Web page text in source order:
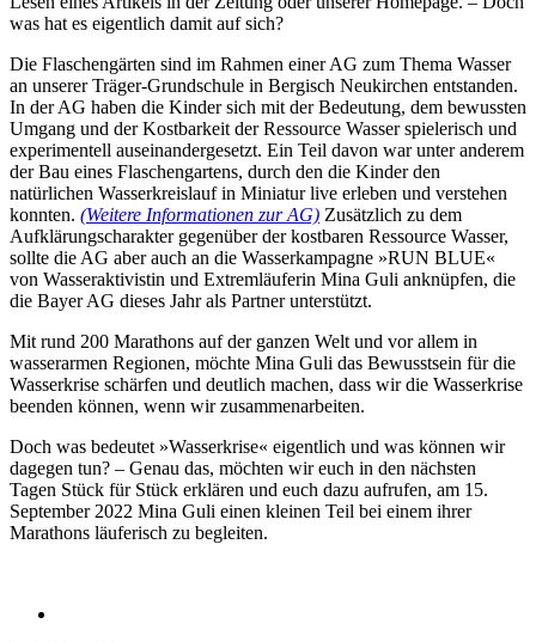
was hat es eigentlich damit auf sich?
Die Flaschengärten sind im Rahmen einer AG zum Thema Wasser
an unserer Träger-Grundschule in Bergisch Neukirchen entstanden.
In der AG haben die Kinder sich mit der Bedeutung, dem bewussten
Umgang und der Kostbarkeit der Ressource Wasser spielerisch und
experimentell auseinandergesetzt. Ein Teil davon war unter anderem
der Bau eines Flaschengartens, durch den die Kinder den
natürlichen Wasserkreislauf in Miniatur live erleben und verstehen
konnten. (Weitere Informationen zur AG) Zusätzlich zu dem
Aufklärungscharakter gegenüber der kostbaren Ressource Wasser,
sollte die AG aber auch an die Wasserkampagne »RUN BLUE«
von Wasseraktivistin und Extremläuferin Mina Guli anknüpfen, die
die Bayer AG dieses Jahr als Partner unterstützt.
Mit rund 200 Marathons auf der ganzen Welt und vor allem in
wasserarmen Regionen, möchte Mina Guli das Bewusstsein für die
Wasserkrise schärfen und deutlich machen, dass wir die Wasserkrise
beenden können, wenn wir zusammenarbeiten.
Doch was bedeutet »Wasserkrise« eigentlich und was können wir
dagegen tun? – Genau das, möchten wir euch in den nächsten
Tagen Stück für Stück erklären und euch dazu aufrufen, am 15.
September 2022 Mina Guli einen kleinen Teil bei einem ihrer
Marathons läuferisch zu begleiten.